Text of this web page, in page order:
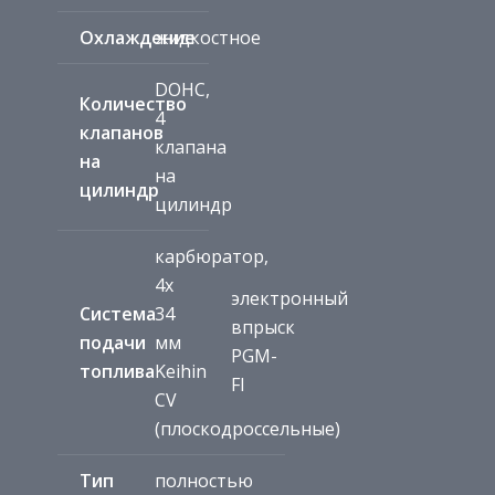
Охлаждениежидкостное
Количество
клапанов
на
цилиндр
DOHC,
4
клапана
на
цилиндр
Система
подачи
топлива
карбюратор,
4x
34
мм
Keihin
CV
(плоскодроссельные)
электронный
впрыск
PGM-
FI
Тип
полностью